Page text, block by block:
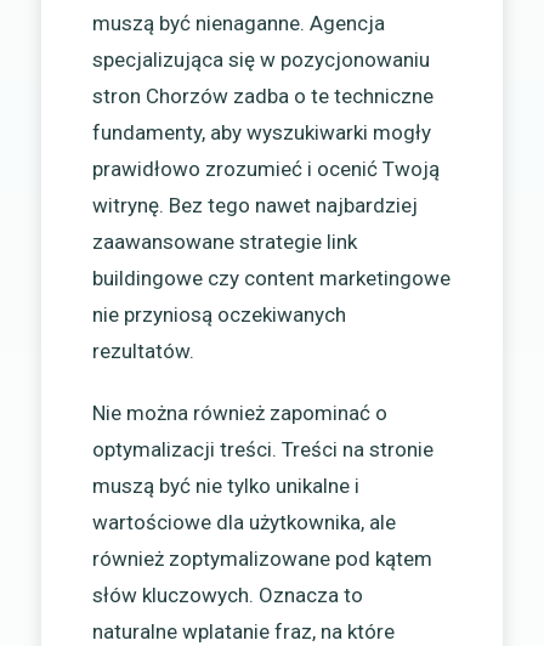
muszą być nienaganne. Agencja
specjalizująca się w pozycjonowaniu
stron Chorzów zadba o te techniczne
fundamenty, aby wyszukiwarki mogły
prawidłowo zrozumieć i ocenić Twoją
witrynę. Bez tego nawet najbardziej
zaawansowane strategie link
buildingowe czy content marketingowe
nie przyniosą oczekiwanych
rezultatów.
Nie można również zapominać o
optymalizacji treści. Treści na stronie
muszą być nie tylko unikalne i
wartościowe dla użytkownika, ale
również zoptymalizowane pod kątem
słów kluczowych. Oznacza to
naturalne wplatanie fraz, na które